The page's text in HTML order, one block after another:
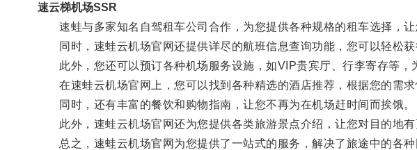
速云梯机场SSR
速蛙与多家知名自驾租车公司合作，为您提供各种规格的租车选择，让
同时，速蛙云机场官网还提供详尽的航班信息查询功能，您可以轻松获
此外，您还可以预订各种机场服务设施，如VIP贵宾厅、行李寄存等，
在速蛙云机场官网上，您可以找到各种精选的酒店推荐，根据您的需求
同时，还有丰富的餐饮和购物指南，让您不再为在机场赶时间而挨饿。
此外，速蛙云机场官网还为您提供各类旅游景点介绍，让您对目的地有
总之，速蛙云机场官网为您提供了一站式的服务，解决了旅途中的各种